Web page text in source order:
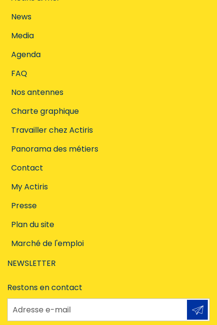
News
Media
Agenda
FAQ
Nos antennes
Charte graphique
Travailler chez Actiris
Panorama des métiers
Contact
My Actiris
Presse
Plan du site
Marché de l'emploi
NEWSLETTER
Restons en contact
Adresse e-mail